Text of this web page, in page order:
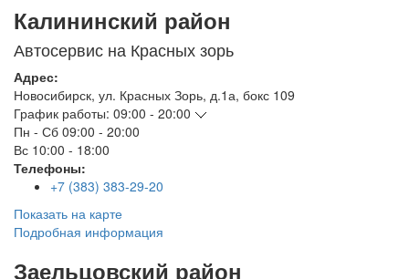
Калининский район
Автосервис на Красных зорь
Адрес:
Новосибирск, ул. Красных Зорь, д.1а, бокс 109
График работы: 09:00 - 20:00
Пн - Сб 09:00 - 20:00
Вс 10:00 - 18:00
Телефоны:
+7 (383) 383-29-20
Показать на карте
Подробная информация
Заельцовский район